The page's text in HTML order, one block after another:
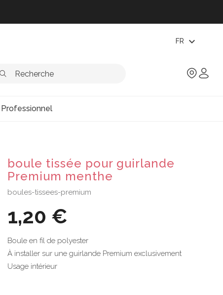
FR expand_more
Professionnel
boule tissée pour guirlande
Premium menthe
boules-tissees-premium
1,20 €
Boule en fil de polyester
À installer sur une guirlande Premium exclusivement
Usage intérieur